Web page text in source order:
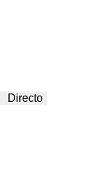
Directo